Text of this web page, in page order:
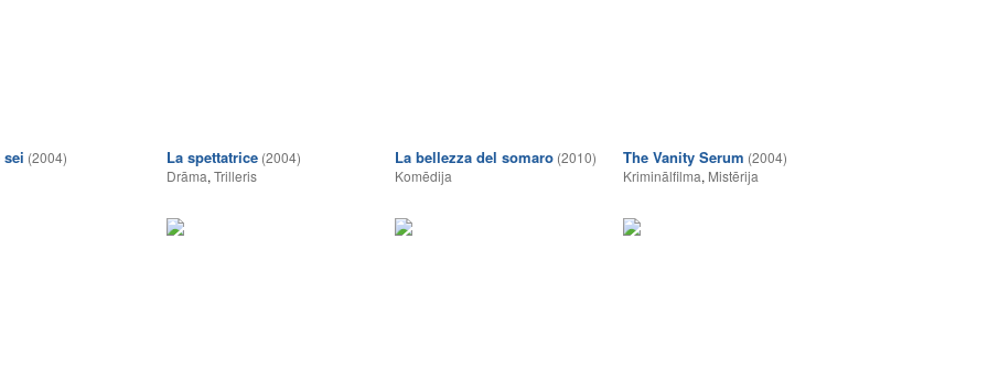
sei (2004) La spettatrice (2004)
Drāma, Trilleris
La bellezza del somaro (2010)
Komēdija
The Vanity Serum (2004)
Kriminālfilma, Mistērija